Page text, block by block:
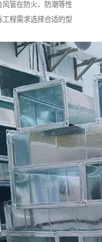
管在防火、防潮等性
程需求选择合适的型